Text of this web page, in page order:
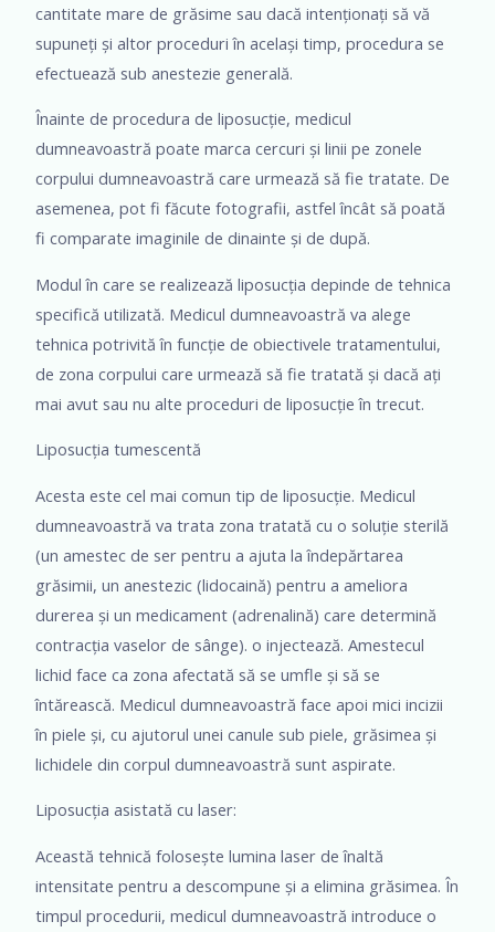
cantitate mare de grăsime sau dacă intenționați să vă
supuneți și altor proceduri în același timp, procedura se
efectuează sub anestezie generală.
Înainte de procedura de liposucție, medicul
dumneavoastră poate marca cercuri și linii pe zonele
corpului dumneavoastră care urmează să fie tratate. De
asemenea, pot fi făcute fotografii, astfel încât să poată
fi comparate imaginile de dinainte și de după.
Modul în care se realizează liposucția depinde de tehnica
specifică utilizată. Medicul dumneavoastră va alege
tehnica potrivită în funcție de obiectivele tratamentului,
de zona corpului care urmează să fie tratată și dacă ați
mai avut sau nu alte proceduri de liposucție în trecut.
Liposucția tumescentă
Acesta este cel mai comun tip de liposucție. Medicul
dumneavoastră va trata zona tratată cu o soluție sterilă
(un amestec de ser pentru a ajuta la îndepărtarea
grăsimii, un anestezic (lidocaină) pentru a ameliora
durerea și un medicament (adrenalină) care determină
contracția vaselor de sânge). o injectează. Amestecul
lichid face ca zona afectată să se umfle și să se
întărească. Medicul dumneavoastră face apoi mici incizii
în piele și, cu ajutorul unei canule sub piele, grăsimea și
lichidele din corpul dumneavoastră sunt aspirate.
Liposucția asistată cu laser:
Această tehnică folosește lumina laser de înaltă
intensitate pentru a descompune și a elimina grăsimea. În
timpul procedurii, medicul dumneavoastră introduce o